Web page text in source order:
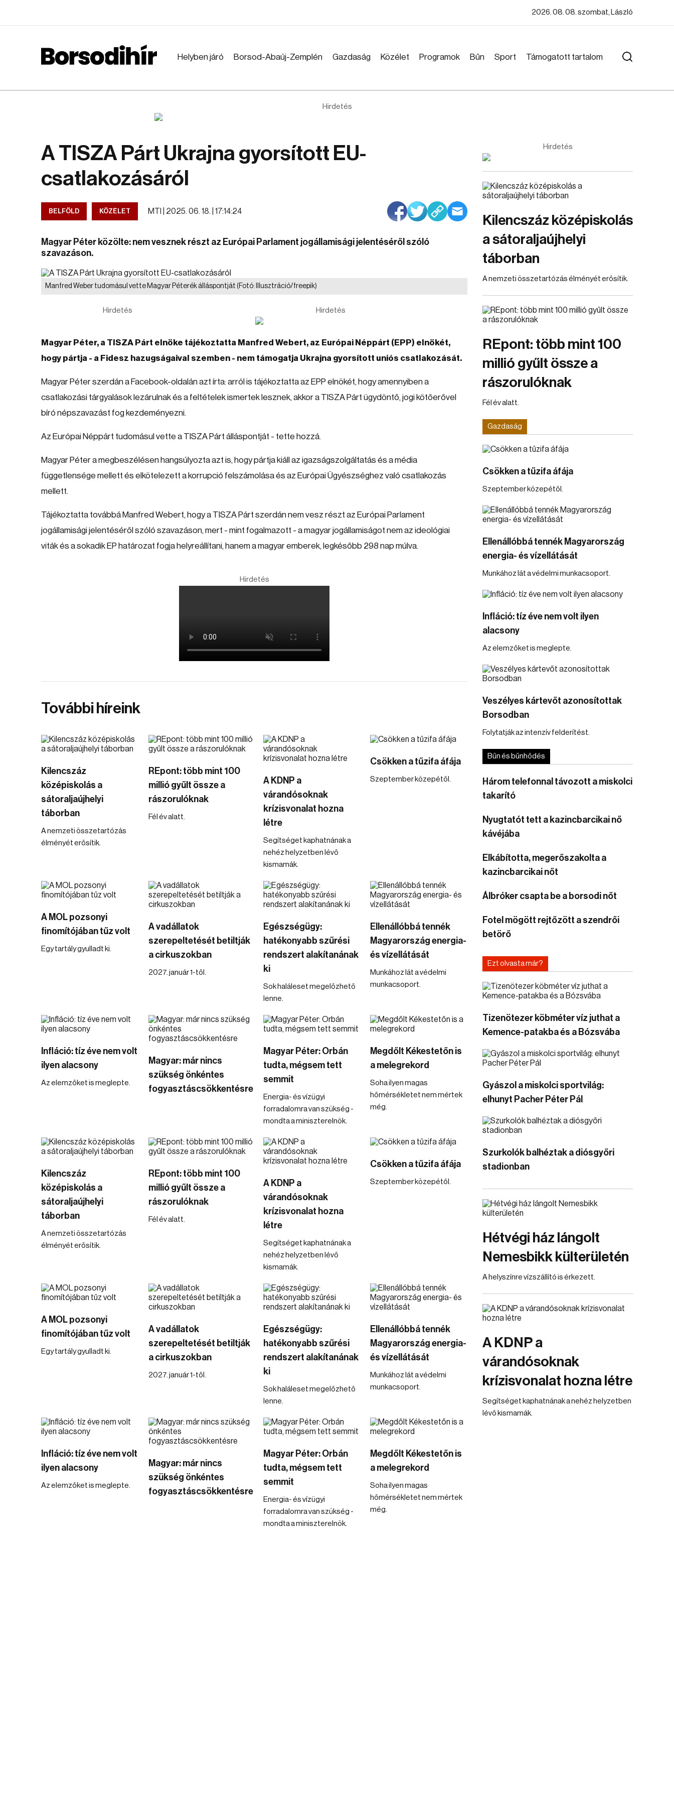
2026. 08. 08. szombat, László
Helyben járó Borsod-Abaúj-Zemplén Gazdaság Közélet Programok Bűn Sport Támogatott tartalom
Hirdetés
A TISZA Párt Ukrajna gyorsított EU-
csatlakozásáról
BELFÖLD KÖZÉLET MTI | 2025. 06. 18. | 17:14:24
Magyar Péter közölte: nem vesznek részt az Európai Parlament jogállamisági jelentéséről szóló
szavazáson.
Manfred Weber tudomásul vette Magyar Péterék álláspontját (Fotó: Illusztráció/freepik)
Hirdetés Hirdetés
Magyar Péter, a TISZA Párt elnöke tájékoztatta Manfred Webert, az Európai Néppárt (EPP) elnökét,
hogy pártja - a Fidesz hazugságaival szemben - nem támogatja Ukrajna gyorsított uniós csatlakozását.
Magyar Péter szerdán a Facebook-oldalán azt írta: arról is tájékoztatta az EPP elnökét, hogy amennyiben a
csatlakozási tárgyalások lezárulnak és a feltételek ismertek lesznek, akkor a TISZA Párt ügydöntő, jogi kötőerővel
bíró népszavazást fog kezdeményezni.
Az Európai Néppárt tudomásul vette a TISZA Párt álláspontját - tette hozzá.
Magyar Péter a megbeszélésen hangsúlyozta azt is, hogy pártja kiáll az igazságszolgáltatás és a média
függetlensége mellett és elkötelezett a korrupció felszámolása és az Európai Ügyészséghez való csatlakozás
mellett.
Tájékoztatta továbbá Manfred Webert, hogy a TISZA Párt szerdán nem vesz részt az Európai Parlament
jogállamisági jelentéséről szóló szavazáson, mert - mint fogalmazott - a magyar jogállamiságot nem az ideológiai
viták és a sokadik EP határozat fogja helyreállítani, hanem a magyar emberek, legkésőbb 298 nap múlva.
Hirdetés
További híreink
Kilencszáz
középiskolás a
sátoraljaújhelyi
táborban
A nemzeti összetartózás
élményét erősítik.
REpont: több mint 100
millió gyűlt össze a
rászorulóknak
Fél év alatt.
A KDNP a
várandósoknak
krízisvonalat hozna
létre
Segítséget kaphatnának a
nehéz helyzetben lévő
kismamák.
Csökken a tűzifa áfája
Szeptember közepétől.
A MOL pozsonyi
finomítójában tűz volt
Egy tartály gyulladt ki.
A vadállatok
szerepeltetését betiltják
a cirkuszokban
2027. január 1-től.
Egészségügy:
hatékonyabb szűrési
rendszert alakítanának
ki
Sok haláleset megelőzhető
lenne.
Ellenállóbbá tennék
Magyarország energia-
és vízellátását
Munkához lát a védelmi
munkacsoport.
Infláció: tíz éve nem volt
ilyen alacsony
Az elemzőket is meglepte.
Magyar: már nincs
szükség önkéntes
fogyasztáscsökkentésre
Magyar Péter: Orbán
tudta, mégsem tett
semmit
Energia- és vízügyi
forradalomra van szükség -
mondta a miniszterelnök.
Megdőlt Kékestetőn is
a melegrekord
Soha ilyen magas
hőmérsékletet nem mértek
még.
Kilencszáz
középiskolás a
sátoraljaújhelyi
táborban
A nemzeti összetartózás
élményét erősítik.
REpont: több mint 100
millió gyűlt össze a
rászorulóknak
Fél év alatt.
A KDNP a
várandósoknak
krízisvonalat hozna
létre
Segítséget kaphatnának a
nehéz helyzetben lévő
kismamák.
Csökken a tűzifa áfája
Szeptember közepétől.
A MOL pozsonyi
finomítójában tűz volt
Egy tartály gyulladt ki.
A vadállatok
szerepeltetését betiltják
a cirkuszokban
2027. január 1-től.
Egészségügy:
hatékonyabb szűrési
rendszert alakítanának
ki
Sok haláleset megelőzhető
lenne.
Ellenállóbbá tennék
Magyarország energia-
és vízellátását
Munkához lát a védelmi
munkacsoport.
Infláció: tíz éve nem volt
ilyen alacsony
Az elemzőket is meglepte.
Magyar: már nincs
szükség önkéntes
fogyasztáscsökkentésre
Magyar Péter: Orbán
tudta, mégsem tett
semmit
Energia- és vízügyi
forradalomra van szükség -
mondta a miniszterelnök.
Megdőlt Kékestetőn is
a melegrekord
Soha ilyen magas
hőmérsékletet nem mértek
még.
Hirdetés
Kilencszáz középiskolás
a sátoraljaújhelyi
táborban
A nemzeti összetartózás élményét erősítik.
REpont: több mint 100
millió gyűlt össze a
rászorulóknak
Fél év alatt.
Gazdaság
Csökken a tűzifa áfája
Szeptember közepétől.
Ellenállóbbá tennék Magyarország
energia- és vízellátását
Munkához lát a védelmi munkacsoport.
Infláció: tíz éve nem volt ilyen
alacsony
Az elemzőket is meglepte.
Veszélyes kártevőt azonosítottak
Borsodban
Folytatják az intenzív felderítést.
Bűn és bűnhődés
Három telefonnal távozott a miskolci
takarító
Nyugtatót tett a kazincbarcikai nő
kávéjába
Elkábította, megerőszakolta a
kazincbarcikai nőt
Álbróker csapta be a borsodi nőt
Fotel mögött rejtőzött a szendrői
betörő
Ezt olvasta már?
Tizenötezer köbméter víz juthat a
Kemence-patakba és a Bózsvába
Gyászol a miskolci sportvilág:
elhunyt Pacher Péter Pál
Szurkolók balhéztak a diósgyőri
stadionban
Hétvégi ház lángolt
Nemesbikk külterületén
A helyszínre vízszállító is érkezett.
A KDNP a
várandósoknak
krízisvonalat hozna létre
Segítséget kaphatnának a nehéz helyzetben
lévő kismamák.